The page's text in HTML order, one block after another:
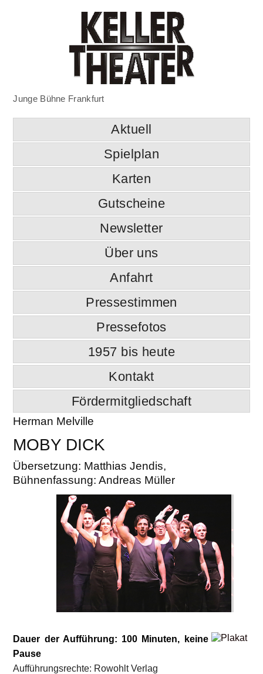
Junge Bühne Frankfurt
Aktuell
Spielplan
Karten
Gutscheine
Newsletter
Über uns
Anfahrt
Pressestimmen
Pressefotos
1957 bis heute
Kontakt
Fördermitgliedschaft
Herman Melville
MOBY DICK
Übersetzung: Matthias Jendis,
Bühnenfassung: Andreas Müller
Dauer der Aufführung: 100 Minuten, keine
Pause
Aufführungsrechte: Rowohlt Verlag